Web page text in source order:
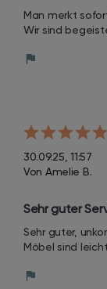
Man merkt
Wir sind
30.09.25, 11:57
Von Amelie B.
Sehr guter
Sehr guter,
Möbel sind